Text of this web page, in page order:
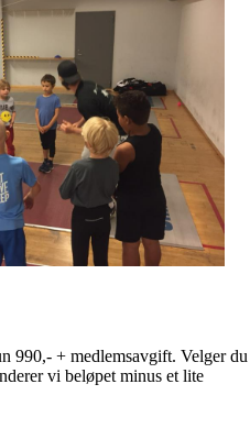
990,- + medlemsavgift. Velger du
vi beløpet minus et lite